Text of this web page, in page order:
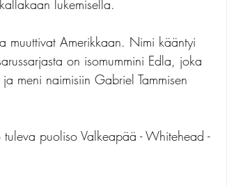
lukemisella.
muuttivat Amerikkaan. Nimi kääntyi
on isomummini Edla, joka
meni naimisiin Gabriel Tammisen
puoliso Valkeapää - Whitehead -